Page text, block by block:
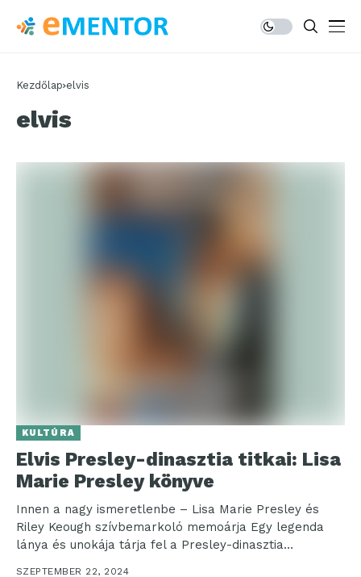
Kezdőlap elvis
elvis
KULTÚRA
Elvis Presley-dinasztia titkai: Lisa
Marie Presley könyve
Innen a nagy ismeretlenbe – Lisa Marie Presley és
Riley Keough szívbemarkoló memoárja Egy legenda
lánya és unokája tárja fel a Presley-dinasztia
SZEPTEMBER 22, 2024